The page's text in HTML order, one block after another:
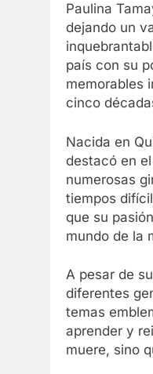
Paulina
dejando un
país con su
memorables
cinco
Nacida en
destacó en
numerosas
tiempos
que su
mundo de la
A pesar de
diferentes
temas
aprender y
muere, sino